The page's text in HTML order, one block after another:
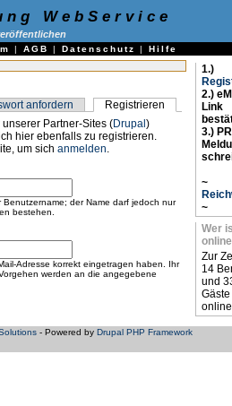
WebService
| AGB | Datenschutz | Hilfe
anfordern
Registrieren
Partner-Sites (Drupal)
hier ebenfalls zu registrieren.
um sich anmelden
der Name darf jedoch nur
bestehen.
Adresse korrekt eingetragen haben. Ihr
werden an die angegebene
1.)
2.)
Link
3.)
~
~
Wer
online
Zur
14
und
Gäste
- Powered by Drupal PHP Framework